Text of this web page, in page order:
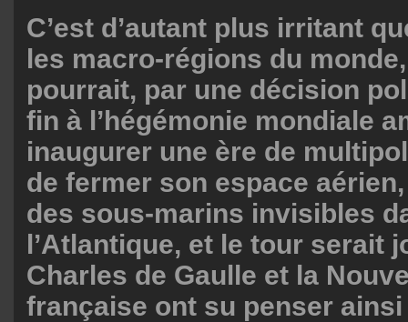
C’est d’autant plus irritant
les macro-régions du
pourrait, par une décision
fin à l’hégémonie mondiale
inaugurer une ère de
de fermer son espace
des sous-marins invisibles
l’Atlantique, et le tour serait
Charles de Gaulle et la
française ont su penser